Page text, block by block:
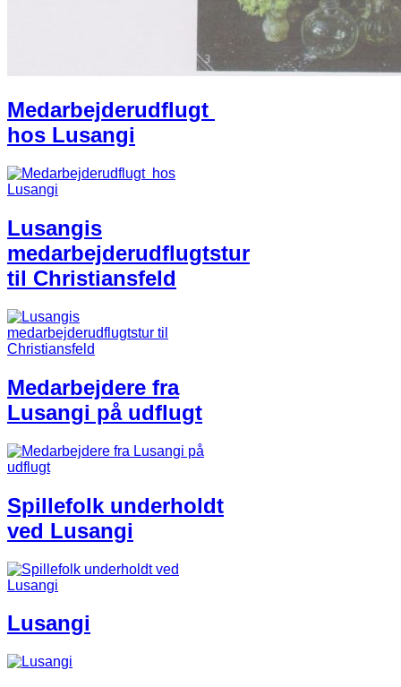
M​edarbejderudflugt ​
hos Lusangi
Lusangis
medarbejderudflugtstur
til Christiansfeld
Medarbejdere fra
Lusangi på udflugt​
​Spillefolk underholdt
ved Lusangi​
Lusangi